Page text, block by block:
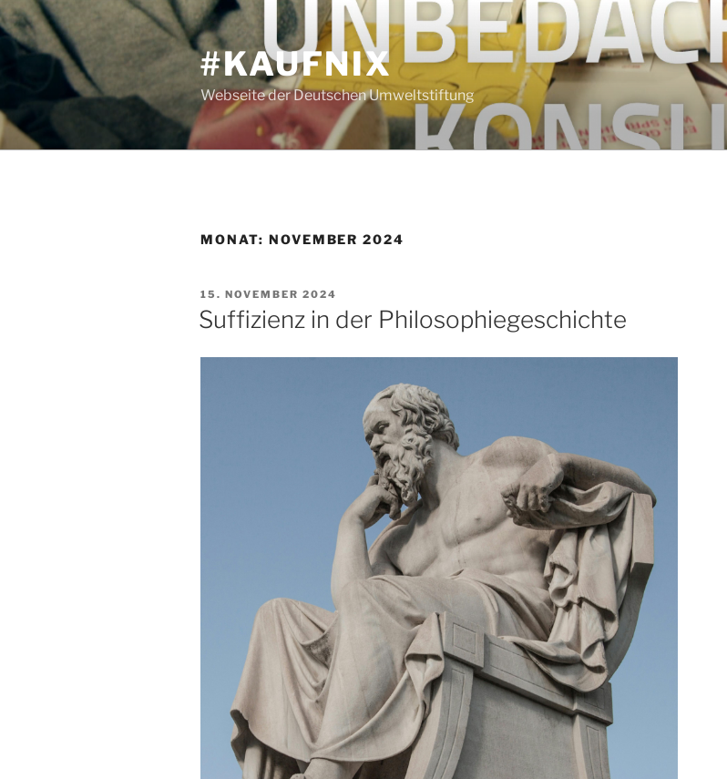
#KAUFNIX
Webseite der Deutschen Umweltstiftung
MONAT: NOVEMBER 2024
15. NOVEMBER 2024
Suffizienz in der Philosophiegeschichte